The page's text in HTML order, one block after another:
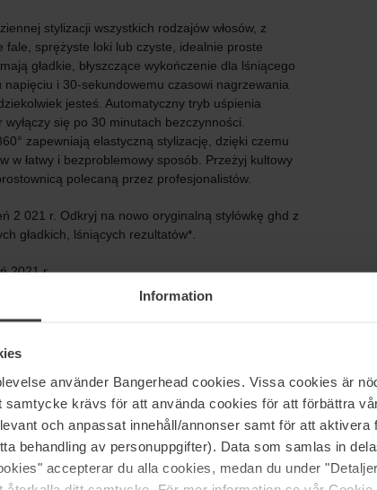
Information
använder Bangerhead cookies. Vissa cookies är
samtycke krävs för att använda cookies för att förbättra
och anpassat innehåll/annonser samt för att aktivera
behandling av personuppgifter). Data som samlas in
accepterar du alla cookies, medan du under
stylizacji wszystkich rodzajów włosów, z
fale, sprężyste loki lub czyste, idealnie proste
gładkie, błyszczące wykończenie dla lśniącego
i 30-sekundowemu czasowi nagrzewania
jesteś. Automatyczny tryb uśpienia
się po 30 minutach bezczynności.
zapewniają elastyczną stylizację, dzięki czemu
w łatwy i bezproblemowy sposób. Przeżyj kultowy
polecaną przez profesjonalistów.
2 021 r. Odkryj na nowo oryginalną stylówkę ghd z
gładkich, lśniących rezultatów*.
2021 r.
dla jakości włosów.
Zone™